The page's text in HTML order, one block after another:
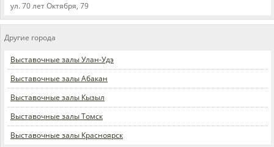
ул. 70 лет Октября, 79
Другие города
Выставочные залы Улан-Удэ
Выставочные залы Абакан
Выставочные залы Кызыл
Выставочные залы Томск
Выставочные залы Красноярск